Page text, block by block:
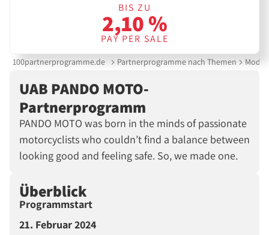
BIS ZU
2,10 %
PAY PER SALE
100partnerprogramme.de Partnerprogramme nach Themen Mode
UAB PANDO MOTO-
Partnerprogramm
PANDO MOTO was born in the minds of passionate
motorcyclists who couldn’t find a balance between
looking good and feeling safe. So, we made one.
Überblick
Programmstart
21. Februar 2024